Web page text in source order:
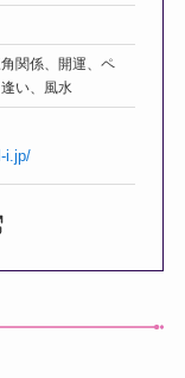
関係、開運、ペ
い、風水
i.jp/